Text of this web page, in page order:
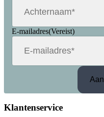
E-mailadres(Vereist)
Klantenservice